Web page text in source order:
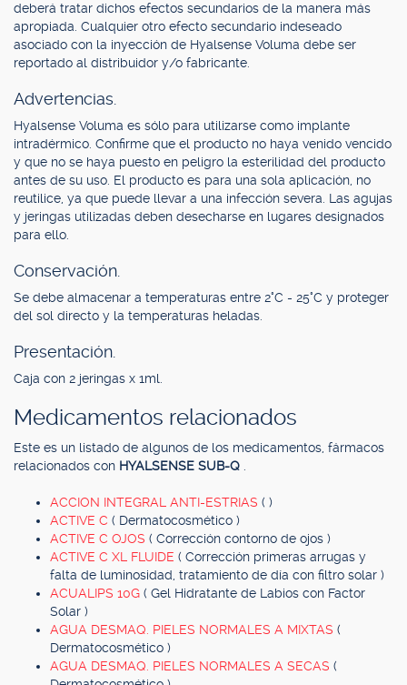
deberá tratar dichos efectos secundarios de la manera más
apropiada. Cualquier otro efecto secundario indeseado
asociado con la inyección de Hyalsense Voluma debe ser
reportado al distribuidor y/o fabricante.
Advertencias.
Hyalsense Voluma es sólo para utilizarse como implante
intradérmico. Confirme que el producto no haya venido vencido
y que no se haya puesto en peligro la esterilidad del producto
antes de su uso. El producto es para una sola aplicación, no
reutilice, ya que puede llevar a una infección severa. Las agujas
y jeringas utilizadas deben desecharse en lugares designados
para ello.
Conservación.
Se debe almacenar a temperaturas entre 2°C - 25°C y proteger
del sol directo y la temperaturas heladas.
Presentación.
Caja con 2 jeringas x 1ml.
Medicamentos relacionados
Este es un listado de algunos de los medicamentos, fármacos
relacionados con HYALSENSE SUB-Q
ACCION INTEGRAL ANTI-ESTRIAS ( )
ACTIVE C ( Dermatocosmético )
ACTIVE C OJOS ( Corrección contorno de ojos )
ACTIVE C XL FLUIDE ( Corrección primeras arrugas y
falta de luminosidad, tratamiento de día con filtro solar )
ACUALIPS 10G ( Gel Hidratante de Labios con Factor
Solar )
AGUA DESMAQ. PIELES NORMALES A MIXTAS (
Dermatocosmético )
AGUA DESMAQ. PIELES NORMALES A SECAS (